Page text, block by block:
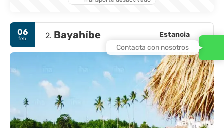
06
feb 2. Bayahíbe Estancia
Contacta con nosotros